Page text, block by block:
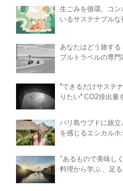
生ごみを循環。コ
いるサステナブルな
あなたはどう旅する？ ｜ 英国サス
ブルトラベルの専門
"できるだけサステ
りたい" CO2排出量
バリ島ウブドに旅立
を感じるエシカルホ
“あるもので美味し
料理から学ぶ 、足